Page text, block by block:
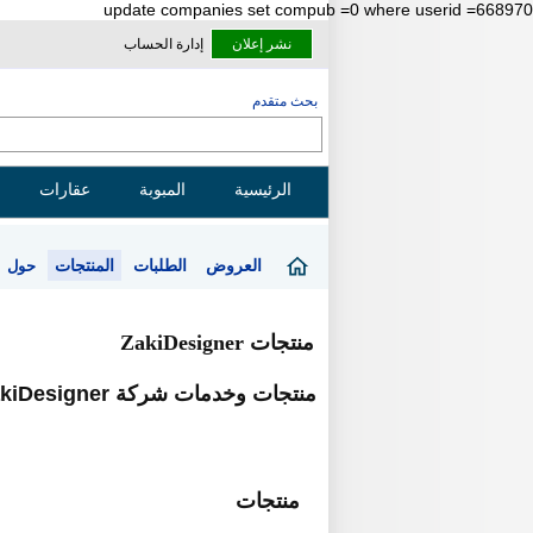
update companies set compub =0 where userid =668970
نشر إعلان إدارة الحساب
بحث متقدم
الرئيسية المبوبة عقارات
العروض الطلبات المنتجات حول
منتجات ZakiDesigner
منتجات وخدمات شركة ZakiDesigner
منتجات